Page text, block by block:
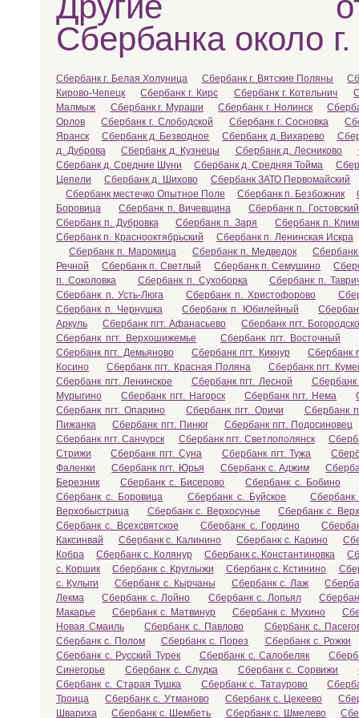
Сбербанка около
Сбербанк г. Белая Холуница Сбербанк г. Вятские Поляны
Кирово-Чепецк
Сбербанк г. Кирс Сбербанк г. Котельнич
Малмыж
Сбербанк г. Мураши Сбербанк г. Нолинск
Орлов
Сбербанк г. Слободской Сбербанк г. Сосновка
Яранск
Сбербанк д. Безводное Сбербанк д. Вихарево
д. Дуброва
Сбербанк д. Кузнецы Сбербанк д. Лесниково
Сбербанк д. Средние Шуни
Сбербанк д. Средняя Тойма
Цепели
Сбербанк д. Шихово
Сбербанк ЗАТО Первомайский
Сбербанк местечко Опытное Поле
Сбербанк п. Безбожник
Боровица
Сбербанк п. Вичевщина
Сбербанк п. Гостовский
Сбербанк п. Дубровка
Сбербанк п. Заря
Сбербанк п.
Сбербанк п. Краснооктябрьский
Сбербанк п. Ленинская Искра
Сбербанк п. Маромица
Сбербанк п. Медведок
Речной
Сбербанк п. Светлый Сбербанк п. Семушино
п. Соколовка
Сбербанк п. Сухоборка
Сбербанк п.
Сбербанк п. Усть-Люга
Сбербанк п. Христофорово
Сбербанк п. Чернушка
Сбербанк п. Юбилейный
Аркуль
Сбербанк пгт. Афанасьево
Сбербанк пгт.
Сбербанк пгт. Верхошижемье
Сбербанк пгт. Восточный
Сбербанк пгт. Демьяново
Сбербанк пгт. Кикнур
Сбербанк
Косино
Сбербанк пгт. Красная Поляна
Сбербанк пгт.
Сбербанк пгт. Ленинское
Сбербанк пгт. Лесной
Мурыгино
Сбербанк пгт. Нагорск Сбербанк пгт. Нема
Сбербанк пгт. Опарино
Сбербанк пгт. Оричи
Сбербанк
Пижанка
Сбербанк пгт. Пинюг
Сбербанк пгт. Подосиновец
Сбербанк пгт. Санчурск
Сбербанк пгт. Светлополянск
Стрижи
Сбербанк пгт. Суна Сбербанк пгт. Тужа
Фаленки
Сбербанк пгт. Юрья Сбербанк с. Аджим
Березник
Сбербанк с. Бисерово
Сбербанк с. Бобино
Сбербанк с. Боровица
Сбербанк с. Буйское
Верхобыстрица
Сбербанк с. Верхосунье
Сбербанк с.
Сбербанк с. Всехсвятское
Сбербанк с. Гордино
Каксинвай
Сбербанк с. Калинино Сбербанк с. Карино
Кобра
Сбербанк с. Колянур Сбербанк с. Константиновка
с. Коршик
Сбербанк с. Круглыжи Сбербанк с. Кстинино
с. Кулыги
Сбербанк с. Кырчаны Сбербанк с. Лаж
Лекма
Сбербанк с. Лойно Сбербанк с. Лопьял
Макарье
Сбербанк с. Матвинур Сбербанк с. Мухино
Новая Смаиль
Сбербанк с. Павлово
Сбербанк с.
Сбербанк с. Полом
Сбербанк с. Порез
Сбербанк с. Рожки
Сбербанк с. Русский Турек
Сбербанк с. Салобеляк
Синегорье
Сбербанк с. Слудка Сбербанк с. Сорвижи
Сбербанк с. Старая Тушка
Сбербанк с. Татаурово
Троица
Сбербанк с. Утманово Сбербанк с. Цекеево
Швариха
Сбербанк с. Шембеть Сбербанк с. Шмелево